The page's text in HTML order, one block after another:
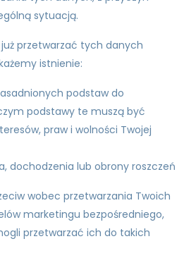
sytuacją.
przetwarzać tych danych
istnienie:
podstaw do
podstawy te muszą być
praw i wolności Twojej
dochodzenia lub obrony roszczeń
wobec przetwarzania Twoich
marketingu bezpośredniego,
przetwarzać ich do takich